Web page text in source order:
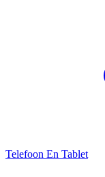
Telefoon En Tablet